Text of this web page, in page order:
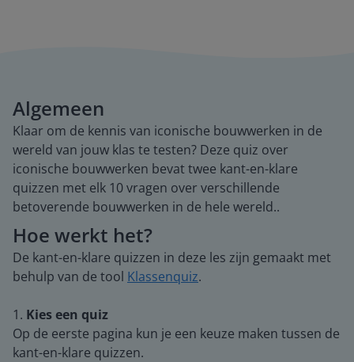
Algemeen
Klaar om de kennis van iconische bouwwerken in de
wereld van jouw klas te testen? Deze quiz over
iconische bouwwerken bevat twee kant-en-klare
quizzen met elk 10 vragen over verschillende
betoverende bouwwerken in de hele wereld..
Hoe werkt het?
De kant-en-klare quizzen in deze les zijn gemaakt met
behulp van de tool Klassenquiz.
1. Kies een quiz
Op de eerste pagina kun je een keuze maken tussen de
kant-en-klare quizzen.